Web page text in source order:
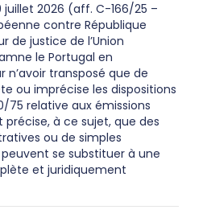
juillet 2026 (aff. C-166/25 –
contre République
de justice de l’Union
le Portugal en
transposé que de
ou imprécise les dispositions
75 relative aux émissions
précise, à ce sujet, que des
ou de simples
se substituer à une
et juridiquement